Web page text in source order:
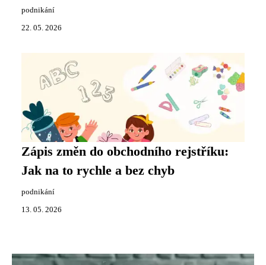
podnikání
22. 05. 2026
Zápis změn do obchodního rejstříku:
Jak na to rychle a bez chyb
podnikání
13. 05. 2026